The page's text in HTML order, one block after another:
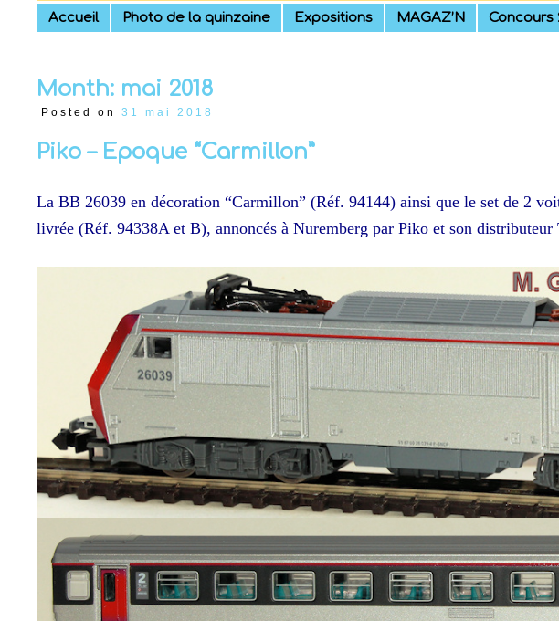
Skip
to
Accueil Photo de la quinzaine Expositions MAGAZ’N Concours
Month: mai 2018
Posted on 31 mai 2018
Piko – Epoque “Carmillon”
La BB 26039 en décoration “Carmillon” (Réf. 94144) ainsi que le set de 2
livrée (Réf. 94338A et B), annoncés à Nuremberg par Piko et son